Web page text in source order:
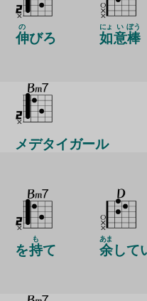
伸
の
びろ 如
にょ
意
い
棒
ぼう
メデタイガール
を持
も
て 余
あま
して